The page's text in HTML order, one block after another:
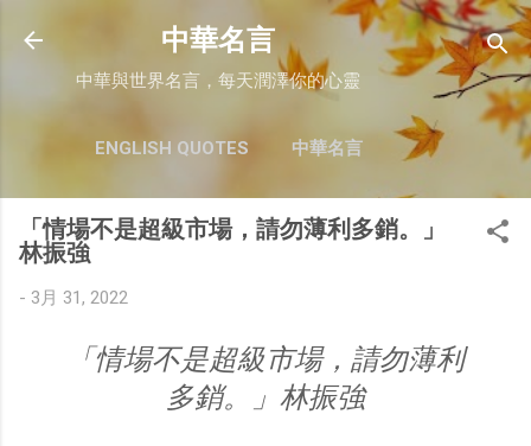
跳至主要內容
中華名言
中華與世界名言，每天潤澤你的心靈
ENGLISH QUOTES 中華名言
「情場不是超級市場，請勿薄利多銷。」
林振強
- 3月 31, 2022
「情場不是超級市場，請勿薄利
多銷。」林振強